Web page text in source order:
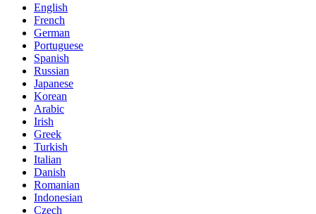
English
French
German
Portuguese
Spanish
Russian
Japanese
Korean
Arabic
Irish
Greek
Turkish
Italian
Danish
Romanian
Indonesian
Czech